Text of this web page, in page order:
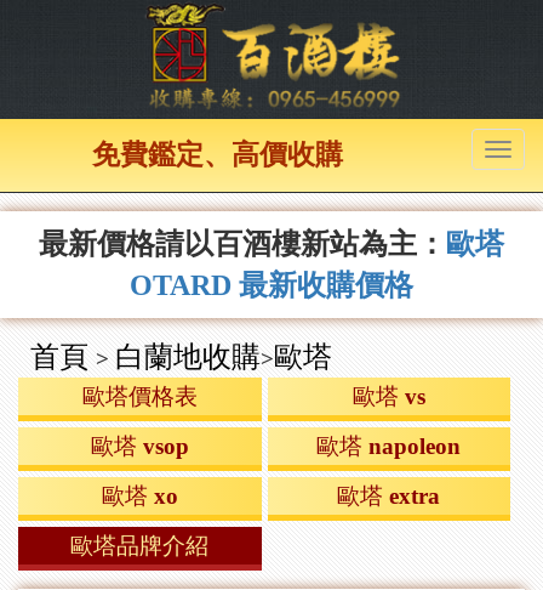
免費鑑定、高價收購
最新價格請以百酒樓新站為主： 歐塔
OTARD 最新收購價格
首頁 > 白蘭地收購>歐塔
歐塔價格表
歐塔 vs
歐塔 vsop
歐塔 napoleon
歐塔 xo
歐塔 extra
歐塔品牌介紹